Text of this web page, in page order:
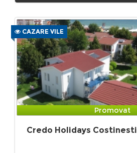
CAZARE VILE
Promovat
Credo Holidays Costinesti